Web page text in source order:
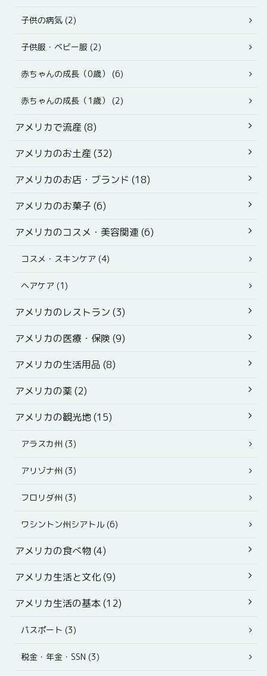
子供の病気 (2)
子供服・ベビー服 (2)
赤ちゃんの成長（0歳） (6)
赤ちゃんの成長（1歳） (2)
アメリカで流産 (8)
アメリカのお土産 (32)
アメリカのお店・ブランド (18)
アメリカのお菓子 (6)
アメリカのコスメ・美容関連 (6)
コスメ・スキンケア (4)
ヘアケア (1)
アメリカのレストラン (3)
アメリカの医療・保険 (9)
アメリカの生活用品 (8)
アメリカの薬 (2)
アメリカの観光地 (15)
アラスカ州 (3)
アリゾナ州 (3)
フロリダ州 (3)
ワシントン州シアトル (6)
アメリカの食べ物 (4)
アメリカ生活と文化 (9)
アメリカ生活の基本 (12)
パスポート (3)
税金・年金・SSN (3)